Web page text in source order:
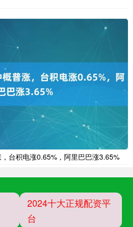
台积电涨0.65%，阿里巴巴涨3.65%
2024十大正规配资平
台